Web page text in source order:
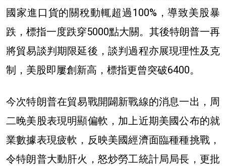
國家進口貨的關稅動輒超過100%，導致美股暴
跌，標指一度跌穿5000點大關。其後特朗普一再
將貿易談判期限延後，談判過程亦展現理性及克
制，美股即屢創新高，標指更曾突破6400。
今次特朗普在貿易戰開闢新戰線的消息一出，周
二晚美股表現明顯偏軟，加上近期美國公布的就
業數據表現疲軟，反映美國經濟面臨種種挑戰，
令特朗普大動肝火，怒炒勞工統計局局長，更批